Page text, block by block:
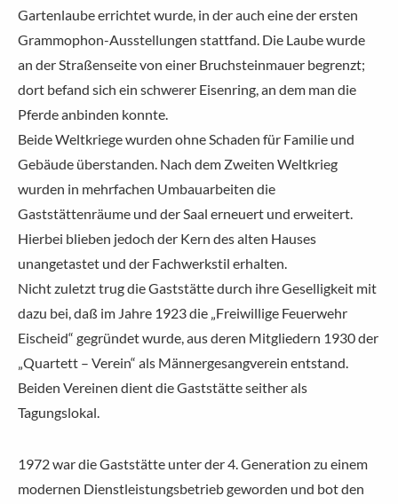
Gartenlaube errichtet wurde, in der auch eine der ersten
Grammophon-Ausstellungen stattfand. Die Laube wurde
an der Straßenseite von einer Bruchsteinmauer begrenzt;
dort befand sich ein schwerer Eisenring, an dem man die
Pferde anbinden konnte.
Beide Weltkriege wurden ohne Schaden für Familie und
Gebäude überstanden. Nach dem Zweiten Weltkrieg
wurden in mehrfachen Umbauarbeiten die
Gaststättenräume und der Saal erneuert und erweitert.
Hierbei blieben jedoch der Kern des alten Hauses
unangetastet und der Fachwerkstil erhalten.
Nicht zuletzt trug die Gaststätte durch ihre Geselligkeit mit
dazu bei, daß im Jahre 1923 die „Freiwillige Feuerwehr
Eischeid“ gegründet wurde, aus deren Mitgliedern 1930 der
„Quartett – Verein“ als Männergesangverein entstand.
Beiden Vereinen dient die Gaststätte seither als
Tagungslokal.
1972 war die Gaststätte unter der 4. Generation zu einem
modernen Dienstleistungsbetrieb geworden und bot den